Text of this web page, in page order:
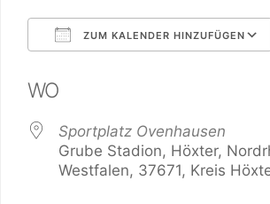
ZUM KALENDER HINZUFÜGEN
WO
Sportplatz Ovenhausen
Grube Stadion, Höxter,
Westfalen, 37671, Kreis